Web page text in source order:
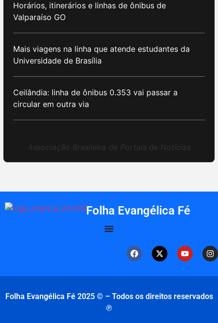
Horários, itinerários e linhas de ônibus de
Valparaíso GO
Mais viagens na linha que atende estudantes da
Universidade de Brasília
Ceilândia: linha de ônibus 0.353 vai passar a
circular em outra via
Associação Brasileira de Portais de Notícias
Folha Evangélica Fé
Folha Evangélica Fé 2025 © – Todos os direitos reservados
℗